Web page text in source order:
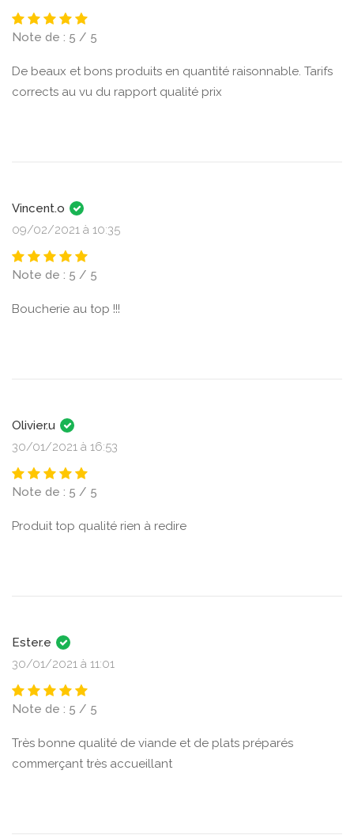
Note de : 5 / 5
De beaux et bons produits en quantité raisonnable. Tarifs
corrects au vu du rapport qualité prix
Vincent.o
09/02/2021 à 10:35
Note de : 5 / 5
Boucherie au top !!!
Olivier.u
30/01/2021 à 16:53
Note de : 5 / 5
Produit top qualité rien à redire
Ester.e
30/01/2021 à 11:01
Note de : 5 / 5
Très bonne qualité de viande et de plats préparés
commerçant très accueillant